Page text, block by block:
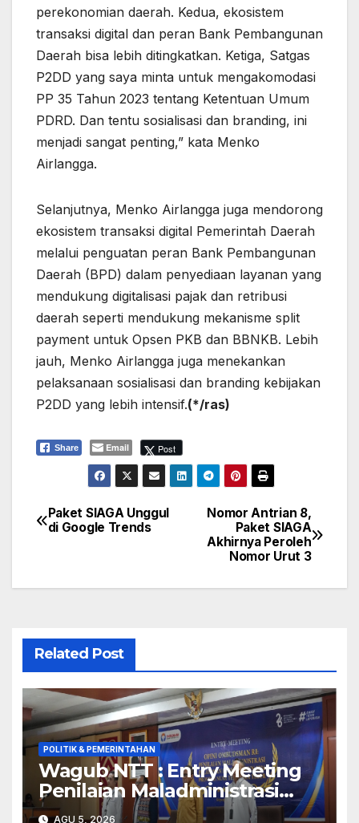
perekonomian daerah. Kedua, ekosistem
transaksi digital dan peran Bank Pembangunan
Daerah bisa lebih ditingkatkan. Ketiga, Satgas
P2DD yang saya minta untuk mengakomodasi
PP 35 Tahun 2023 tentang Ketentuan Umum
PDRD. Dan tentu sosialisasi dan branding, ini
menjadi sangat penting,” kata Menko
Airlangga.
Selanjutnya, Menko Airlangga juga mendorong
ekosistem transaksi digital Pemerintah Daerah
melalui penguatan peran Bank Pembangunan
Daerah (BPD) dalam penyediaan layanan yang
mendukung digitalisasi pajak dan retribusi
daerah seperti mendukung mekanisme split
payment untuk Opsen PKB dan BBNKB. Lebih
jauh, Menko Airlangga juga menekankan
pelaksanaan sosialisasi dan branding kebijakan
P2DD yang lebih intensif.(*/ras)
Share Email Post
Navigasi
Nomor Antrian 8,
Paket SIAGA
Akhirnya Peroleh
Nomor Urut 3
Paket SIAGA Unggul
di Google Trends
Related Post
POLITIK & PEMERINTAHAN
Wagub NTT : Entry Meeting
Penilaian Maladministrasi
Penyelenggaraan Pelayanan
AGU 5, 2026